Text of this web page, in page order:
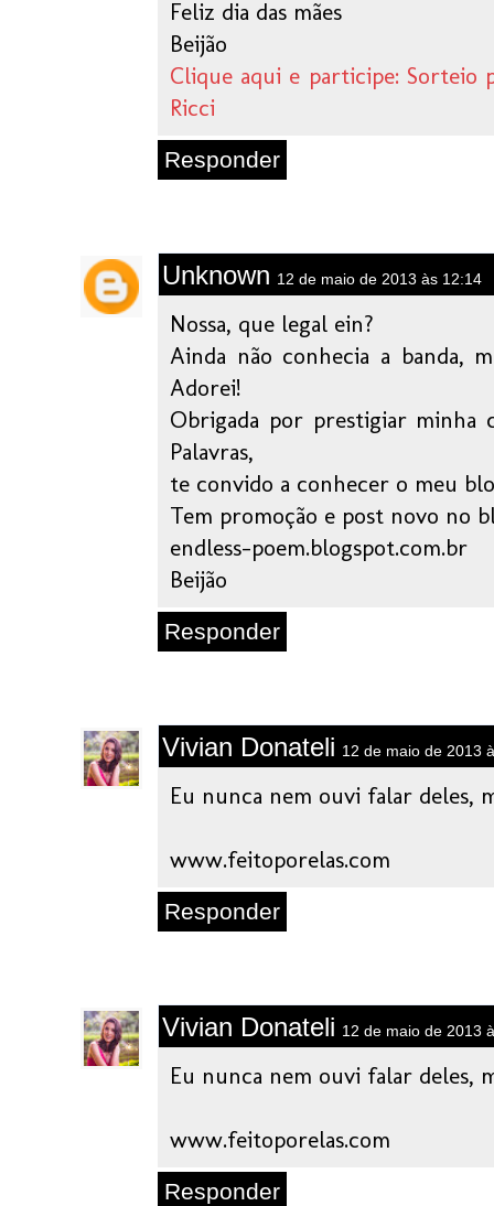
Feliz dia das mães
Beijão
Clique aqui e participe: Sorteio
Ricci
Responder
Unknown 12 de maio de 2013 às 12:14
Nossa, que legal ein?
Ainda não conhecia a banda,
Adorei!
Obrigada por prestigiar minha
Palavras,
te convido a conhecer o meu
Tem promoção e post novo no
endless-poem.blogspot.com.br
Beijão
Responder
Vivian Donateli 12 de maio de 2013
Eu nunca nem ouvi falar deles,
www.feitoporelas.com
Responder
Vivian Donateli 12 de maio de 2013
Eu nunca nem ouvi falar deles,
www.feitoporelas.com
Responder